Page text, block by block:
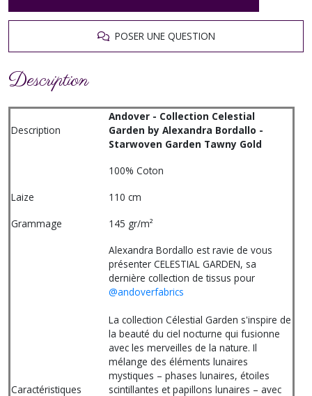
POSER UNE QUESTION
Description
Description
Andover - Collection Celestial
Garden by Alexandra Bordallo -
Starwoven Garden Tawny Gold
100% Coton
Laize
110 cm
Grammage
145 gr/m²
Caractéristiques
Alexandra Bordallo est ravie de vous
présenter CELESTIAL GARDEN, sa
dernière collection de tissus pour
@andoverfabrics
La collection Célestial Garden s'inspire de
la beauté du ciel nocturne qui fusionne
avec les merveilles de la nature. Il
mélange des éléments lunaires
mystiques – phases lunaires, étoiles
scintillantes et papillons lunaires – avec